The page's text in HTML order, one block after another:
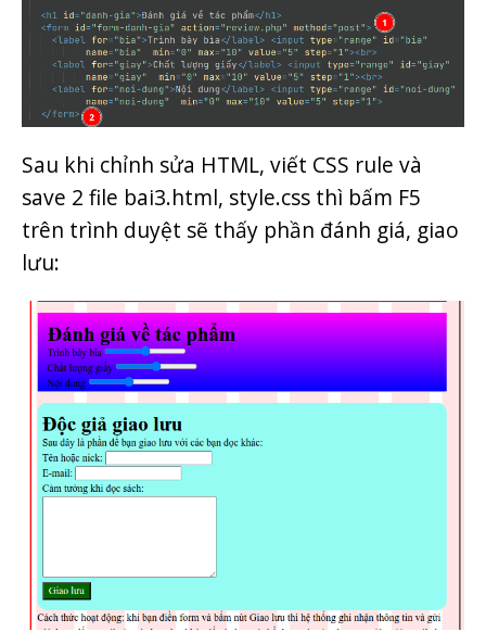
Sau khi chỉnh sửa HTML, viết CSS rule và
save 2 file bai3.html, style.css thì bấm F5
trên trình duyệt sẽ thấy phần đánh giá, giao
lưu: